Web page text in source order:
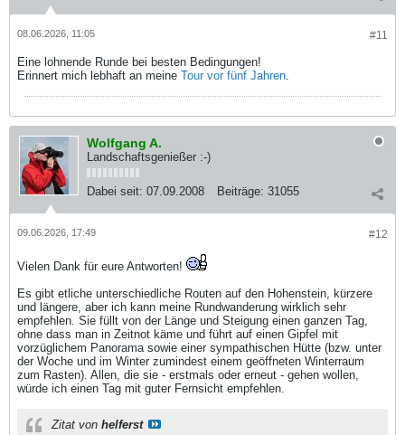
#11
08.06.2026, 11:05
Eine lohnende Runde bei besten Bedingungen!
Erinnert mich lebhaft an meine Tour vor fünf Jahren.
Wolfgang A.
Landschaftsgenießer :-)
Dabei seit: 07.09.2008 Beiträge: 31055
#12
09.06.2026, 17:49
Vielen Dank für eure Antworten!
Es gibt etliche unterschiedliche Routen auf den Hohenstein, kürzere
und längere, aber ich kann meine Rundwanderung wirklich sehr
empfehlen. Sie füllt von der Länge und Steigung einen ganzen Tag,
ohne dass man in Zeitnot käme und führt auf einen Gipfel mit
vorzüglichem Panorama sowie einer sympathischen Hütte (bzw. unter
der Woche und im Winter zumindest einem geöffneten Winterraum
zum Rasten). Allen, die sie - erstmals oder erneut - gehen wollen,
würde ich einen Tag mit guter Fernsicht empfehlen.
Zitat von helferst